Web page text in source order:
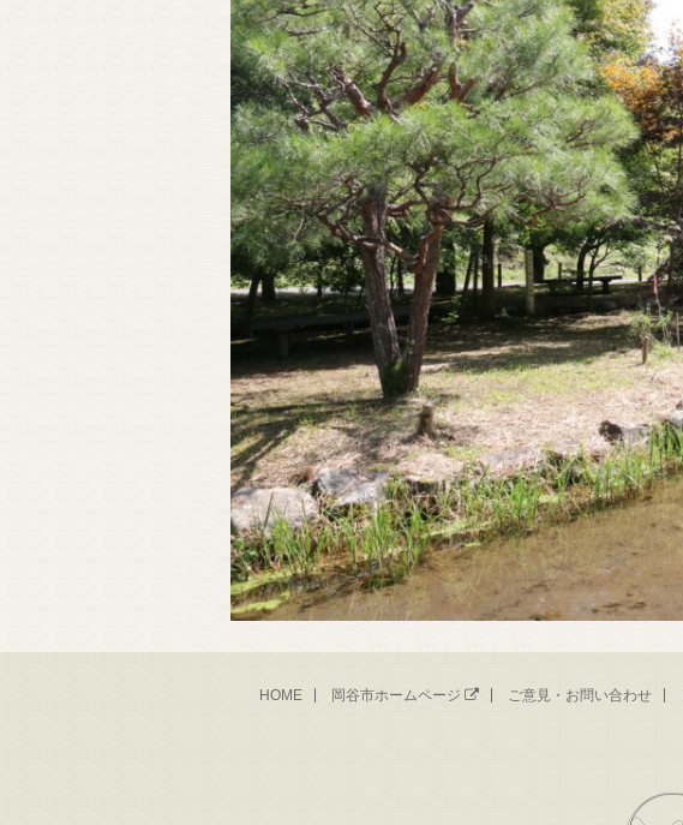
HOME 岡谷市ホームページ ご意見・お問い合わせ